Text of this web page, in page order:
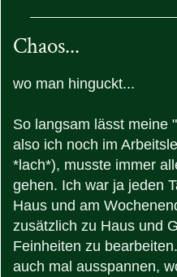
Chaos...
wo man hinguckt...
So langsam lässt meine
also ich noch im
*lach*), musste immer
gehen. Ich war ja jeden
Haus und am
zusätzlich zu Haus und
Feinheiten zu
auch mal ausspannen,